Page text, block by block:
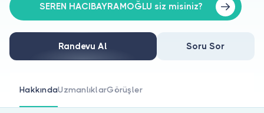
Doktorlar için
Doktor musunuz?
SEREN HACIBAYRAMOĞLU siz misiniz?
Randevu Al Soru Sor
HakkındaUzmanlıklarGörüşler